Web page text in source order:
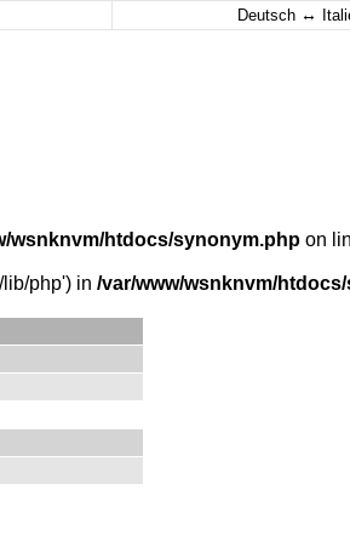
Deutsch ↔
wsnknvm/htdocs/synonym.phpon
php') in /var/www/wsnknvm/